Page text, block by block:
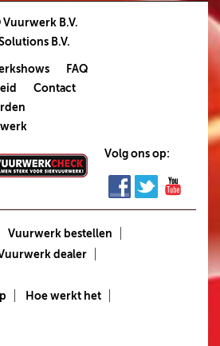
Vuurwerk B.V.
B.V.
FAQ
Contact
Volg ons op:
Vuurwerk bestellen
dealer
Hoe werkt het